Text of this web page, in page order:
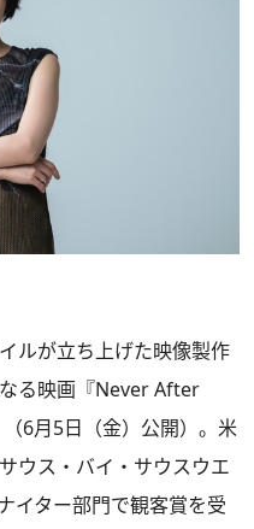
ルが立ち上げた映像製作
る映画『Never After
6月5日（金）公開）。米
ウス・バイ・サウスウエ
イター部門で観客賞を受